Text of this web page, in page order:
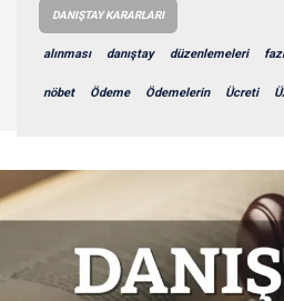
DANIŞTAY KARARLARI
alınması danıştay düzenlemeleri
nöbet Ödeme Ödemelerin Ücreti